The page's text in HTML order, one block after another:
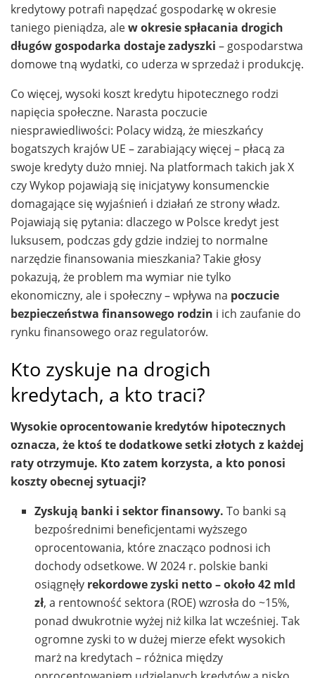
kredytowy potrafi napędzać gospodarkę w okresie
taniego pieniądza, alew okresie spłacania drogich
długów gospodarka dostaje zadyszki – gospodarstwa
domowe tną wydatki, co uderza w sprzedaż i produkcję.
Co więcej, wysoki koszt kredytu hipotecznego rodzi
napięcia społeczne. Narasta poczucie
niesprawiedliwości: Polacy widzą, że mieszkańcy
bogatszych krajów UE – zarabiający więcej – płacą za
swoje kredyty dużo mniej. Na platformach takich jak X
czy Wykop pojawiają się inicjatywy konsumenckie
domagające się wyjaśnień i działań ze strony władz.
Pojawiają się pytania: dlaczego w Polsce kredyt jest
luksusem, podczas gdy gdzie indziej to normalne
narzędzie finansowania mieszkania? Takie głosy
pokazują, że problem ma wymiar nie tylko
ekonomiczny, ale i społeczny – wpływa na poczucie
bezpieczeństwa finansowego rodzin i ich zaufanie do
rynku finansowego oraz regulatorów.
Kto zyskuje na drogich
kredytach, a kto traci?
Wysokie oprocentowanie kredytów hipotecznych
oznacza, że ktoś te dodatkowe setki złotych z każdej
raty otrzymuje. Kto zatem korzysta, a kto ponosi
koszty obecnej sytuacji?
Zyskują banki i sektor finansowy. To banki są
bezpośrednimi beneficjentami wyższego
oprocentowania, które znacząco podnosi ich
dochody odsetkowe. W 2024 r. polskie banki
osiągnęły rekordowe zyski netto – około 42 mld
zł, a rentowność sektora (ROE) wzrosła do ~15%,
ponad dwukrotnie wyżej niż kilka lat wcześniej. Tak
ogromne zyski to w dużej mierze efekt wysokich
marż na kredytach – różnica między